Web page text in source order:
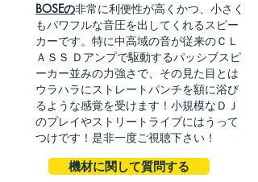
BOSEの非常に利便性が高くかつ、小さく
もパワフルな音圧を出してくれるスピー
カーです。特に中高域の音が従来のＣＬ
ＡＳＳ Ｄアンプで駆動するパッシブスピ
ーカー並みの力強さで、その見た目とは
ウラハラにストレートパンチを額に浴び
るような感覚を受けます！小規模なＤＪ
のプレイやストリートライブにはうって
つけです！ 是非一度ご視聴下さい！
機材に関して質問する